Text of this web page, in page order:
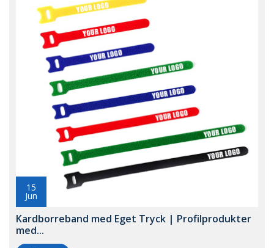
15
Jun
Kardborreband med Eget Tryck | Profilprodukter
med...